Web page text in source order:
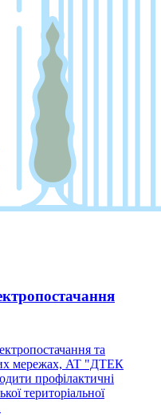
та
мережах, AT "ДТЕК
профілактичні
територіальної